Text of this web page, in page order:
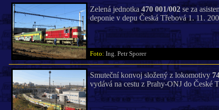
Zelená jednotka470 001/002se za
deponie v depu Česká Třebová 1. 11.
Foto: Ing. Petr Sporer
Smuteční konvoj složený z lokomotivy
vydává na cestu z Prahy-ONJ do České